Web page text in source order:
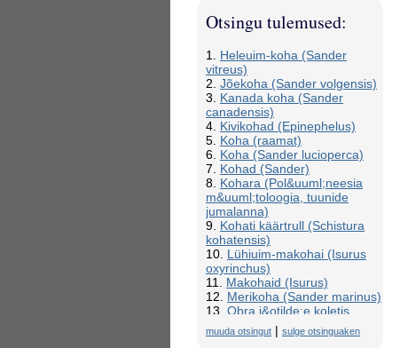
Otsingu tulemused:
1. Heleuim-koha (Sander
vitreus)
2. Jõekoha (Sander volgensis)
3. Kanada koha (Sander
canadensis)
4. Kivikohad (Epinephelus)
5. Koha (raamat)
6. Koha (Sander lucioperca)
7. Kohad (Sander)
8. Kohara (Pol&uuml;neesia
m&uuml;toloogia, tuunide
jumalanna)
9. Kohati käärtrull (Schistura
kohatensis)
10. Lühiuim-makohai (Isurus
oxyrinchus)
11. Makohaid (Isurus)
12. Merikoha (Sander marinus)
13. Obra j&otilde;e koletis
(kohap&auml;rimus Poolas)
14.Pikkuim-makohai, ka
muuda otsingut | sulge otsinguaken